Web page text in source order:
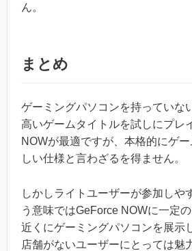
ん。
まとめ
ゲーミングパソコンを持っていな
高いゲームタイトルを試しにプレ
NOWが最適ですが、本格的にゲ
しい仕様と言わざるを得ません。
しかしライトユーザーが参加しや
う意味ではGeForce NOWに一定
近くにゲーミングパソコンを展示
店舗がないユーザーにとっては魅